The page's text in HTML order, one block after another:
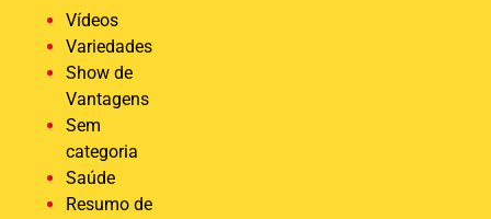
Vídeos
Variedades
Show de
Vantagens
Sem
categoria
Saúde
Resumo de